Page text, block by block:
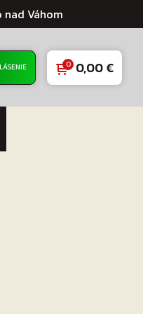
nad Váhom
0,00€